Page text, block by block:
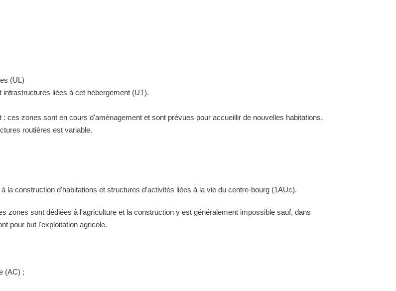
(UL)
liées à cet hébergement (UT).
: ces zones sont en cours d'aménagement et sont prévues pour accueillir de nouvelles habitations.
routières est variable.
la construction d'habitations et structures d'activités liées à la vie du centre-bourg (1AUc).
zones sont dédiées à l'agriculture et la construction y est généralement impossible sauf, dans
pour but l'exploitation agricole.
(AC) ;